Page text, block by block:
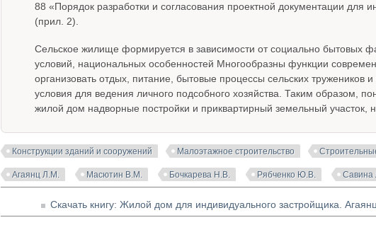
88 «Порядок разработки и согласования проектной документации для
(прил. 2).
Сельское жилище формируется в зависимости от социально бытовых
условий, национальных особенностей Многообразны функции
организовать отдых, питание, бытовые процессы сельских тружеников
условия для ведения личного подсобного хозяйства. Таким образом,
жилой дом надворные постройки и приквартирный земельный участок,
Конструкции зданий и сооружений Малоэтажное строительство
Агаянц Л.М. Масютин В.М. Бочкарева Н.В. Рябченко Ю.В. Савина
Скачать книгу: Жилой дом для индивидуального застройщика.